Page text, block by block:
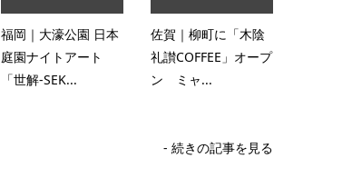
福岡｜大濠公園 日本
庭園ナイトアート
「世解-SEK...
佐賀｜柳町に「木陰
礼讃COFFEE」オープ
ン ミャ...
- 続きの記事を見る